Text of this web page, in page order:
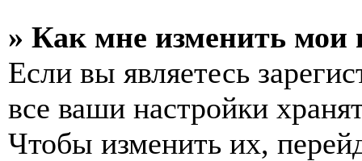
» Как мне изменить мои
Если вы являетесь
все ваши настройки
Чтобы изменить их,